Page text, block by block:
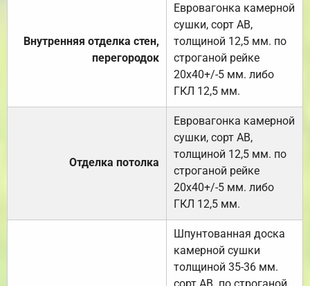
Внутренняя отделка стен,
перегородок
Евровагонка камерной
сушки, сорт АВ,
толщиной 12,5 мм. по
строганой рейке
20х40+/-5 мм. либо
ГКЛ 12,5 мм.
Отделка потолка
Евровагонка камерной
сушки, сорт АВ,
толщиной 12,5 мм. по
строганой рейке
20х40+/-5 мм. либо
ГКЛ 12,5 мм.
Шпунтованная доска
камерной сушки
толщиной 35-36 мм.
сорт АВ. по строганой